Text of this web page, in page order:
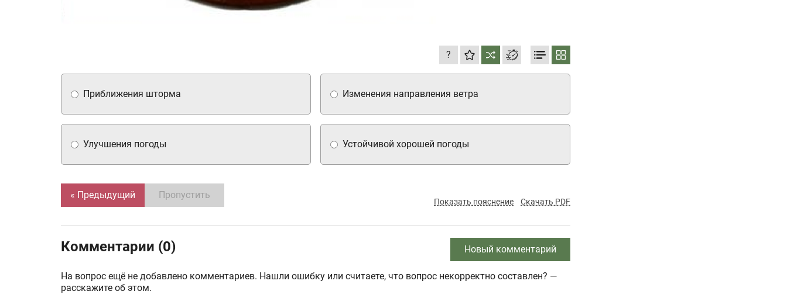
?
Изменения направления ветра
Улучшения погоды Устойчивой хорошей погоды
Приближения шторма
« Предыдущий Пропустить
Показать пояснение Скачать PDF
Комментарии (0) Новый комментарий
На вопрос ещё не добавлено комментариев. Нашли ошибку или считаете, что вопрос некорректно составлен? —
расскажите об этом.